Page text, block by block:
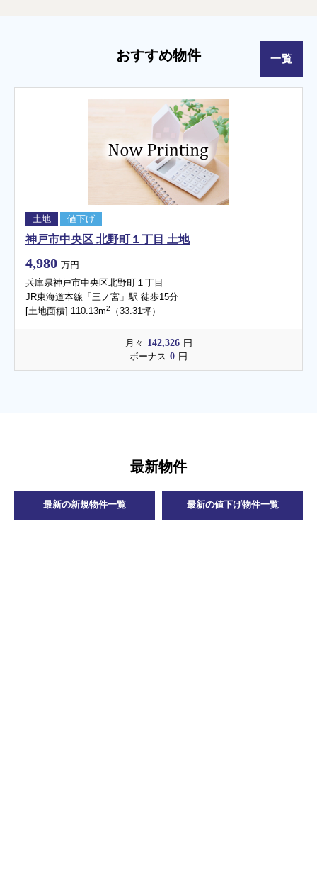
おすすめ物件 一覧
土地 値下げ
神戸市中央区 北野町１丁目 土地
4,980 万円
兵庫県神戸市中央区北野町１丁目
JR東海道本線「三ノ宮」駅 徒歩15分
[土地面積] 110.13m2 （33.31坪）
月々 142,326 円
ボーナス 0 円
最新物件
最新の新規物件一覧 最新の値下げ物件一覧